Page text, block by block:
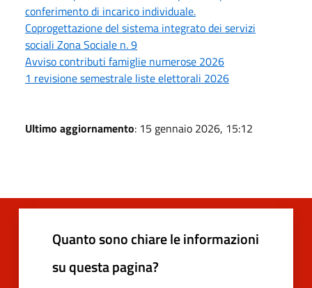
conferimento di incarico individuale.
Coprogettazione del sistema integrato dei servizi
sociali Zona Sociale n. 9
Avviso contributi famiglie numerose 2026
1 revisione semestrale liste elettorali 2026
Ultimo aggiornamento: 15 gennaio 2026, 15:12
Quanto sono chiare le informazioni
su questa pagina?